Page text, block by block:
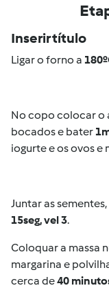
Inserir título
Ligar o forno a
No copo colocar o
bocados e bater
iogurte e os ovos e
Juntar as
15seg, vel 3.
Coloquar a massa
margarina e
cerca de40